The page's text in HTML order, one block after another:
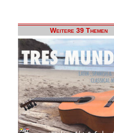
Weitere 39 Themen